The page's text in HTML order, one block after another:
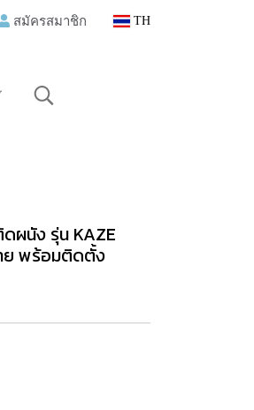
สมัครสมาชิก TH
ผนัง รุ่น KAZE
ย พร้อมติดตั้ง